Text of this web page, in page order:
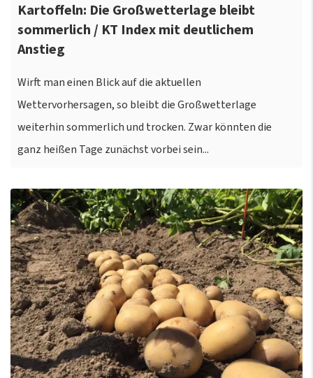
Kartoffeln: Die Großwetterlage bleibt
sommerlich / KT Index mit deutlichem
Anstieg
Wirft man einen Blick auf die aktuellen
Wettervorhersagen, so bleibt die Großwetterlage
weiterhin sommerlich und trocken. Zwar könnten die
ganz heißen Tage zunächst vorbei sein...